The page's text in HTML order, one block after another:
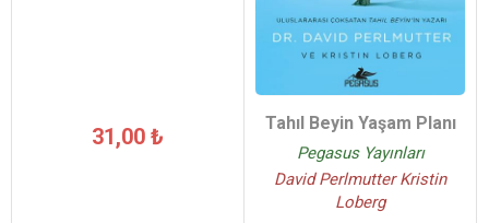
31,00 ₺
Tahıl Beyin Yaşam Planı
Pegasus Yayınları
David Perlmutter Kristin
Loberg